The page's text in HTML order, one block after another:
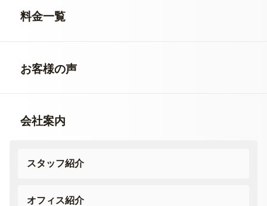
料金一覧
お客様の声
会社案内
スタッフ紹介
オフィス紹介